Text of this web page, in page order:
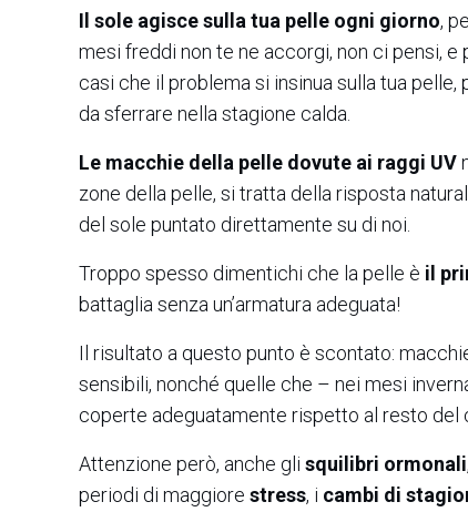
Il sole agisce sulla tua pelle ogni giorno,
mesi freddi non te ne accorgi, non ci pensi,
casi che il problema si insinua sulla tua
da sferrare nella stagione calda.
Le macchie della pelle dovute ai raggi UV
zone della pelle, si tratta della risposta
del sole puntato direttamente su di noi.
Troppo spesso dimentichi che la pelle è il
battaglia senza un’armatura adeguata!
Il risultato a questo punto è scontato:
sensibili, nonché quelle che – nei mesi
coperte adeguatamente rispetto al resto del
Attenzione però, anche gli squilibri ormonali
periodi di maggiore stress, i cambi di